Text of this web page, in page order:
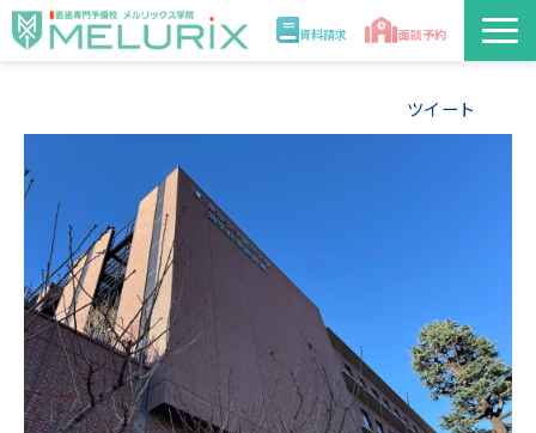
資料請求 面談予約
校舎情報
入学案内
合格実績・合格体験記
講師
ツイート